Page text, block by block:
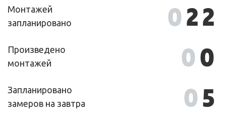
Монтажей
запланировано
022
Произведено
монтажей
00
Запланировано
замеров на завтра
05